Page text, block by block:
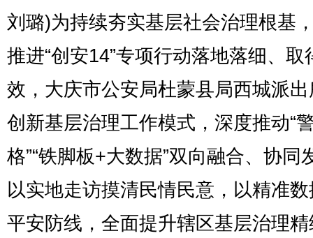
刘璐)为持续夯实基层社会治理根基
推进“创安14”专项行动落地落细、取
效，大庆市公安局杜蒙县局西城派
创新基层治理工作模式，深度推动“
格”“铁脚板+大数据”双向融合、协同
以实地走访摸清民情民意，以精准
平安防线，全面提升辖区基层治理